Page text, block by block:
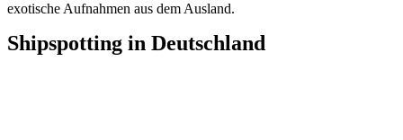
exotische Aufnahmen aus dem Ausland.
Shipspotting in Deutschland